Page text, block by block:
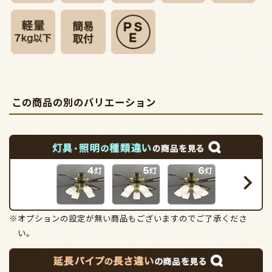
この商品の別のバリエーション
※オプションの設定が無い商品もございますのでご了承くださ
い。